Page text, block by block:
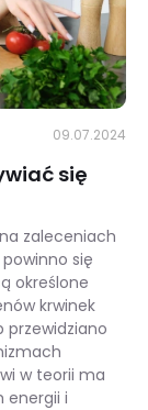
09.07.2024
się
zaleceniach
powinno się
określone
krwinek
przewidziano
w teorii ma
energii i